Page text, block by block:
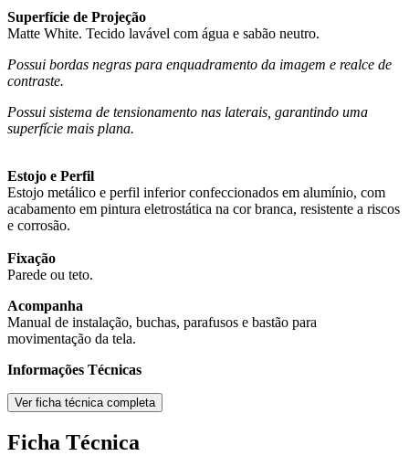
Superfície de Projeção
Matte White. Tecido lavável com água e sabão neutro.
Possui bordas negras para enquadramento da imagem e realce de
contraste.
Possui sistema de tensionamento nas laterais, garantindo uma
superfície mais plana.
Estojo e Perfil
Estojo metálico e perfil inferior confeccionados em alumínio, com
acabamento em pintura eletrostática na cor branca, resistente a riscos
e corrosão.
Fixação
Parede ou teto.
Acompanha
Manual de instalação, buchas, parafusos e bastão para
movimentação da tela.
Informações Técnicas
Ver ficha técnica completa
Ficha Técnica